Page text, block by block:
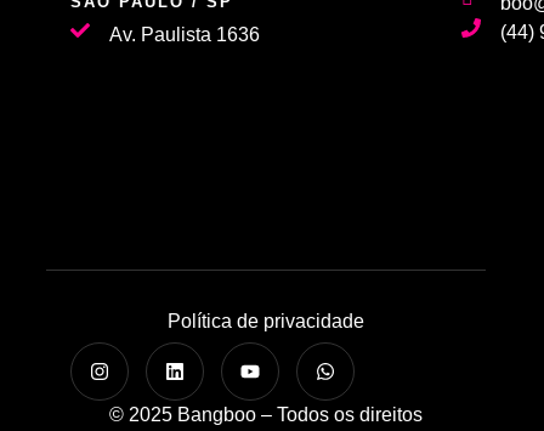
Av. Paulista 1636
(44)
Política de privacidade
© 2025 Bangboo – Todos os direitos